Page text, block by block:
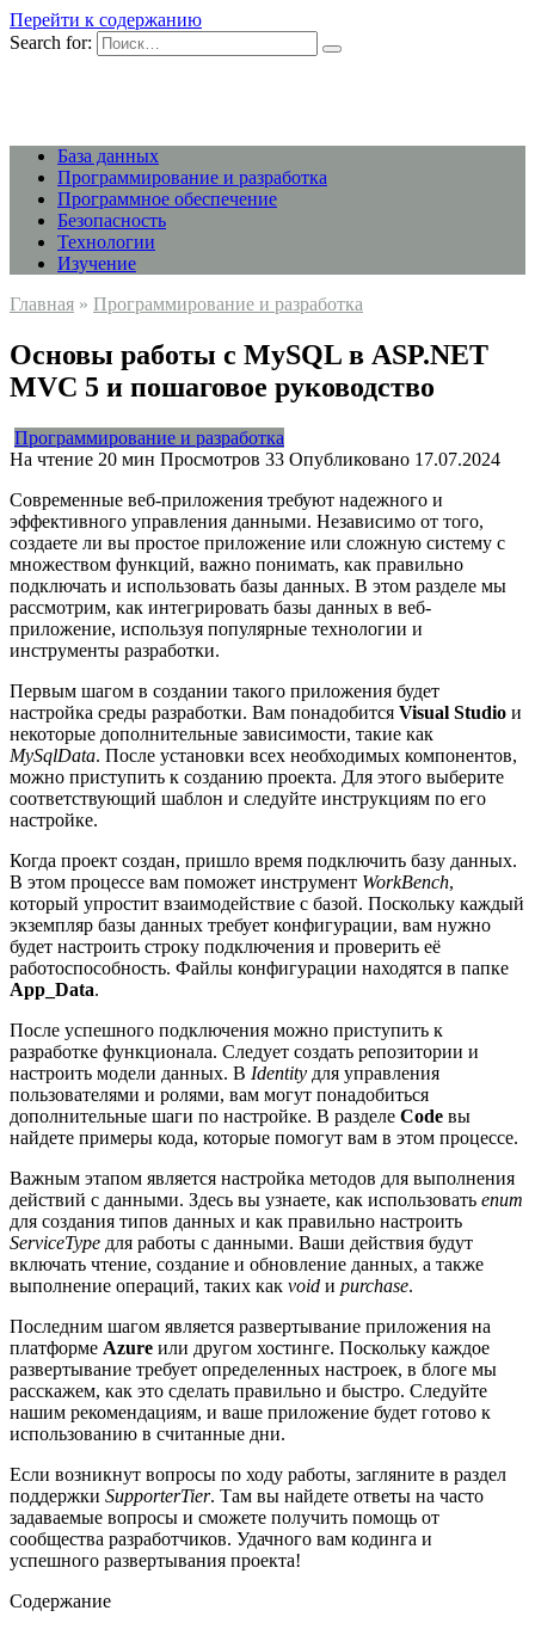
Перейти к содержанию
Search for:
База данных
Программирование и разработка
Программное обеспечение
Безопасность
Технологии
Изучение
Главная » Программирование и разработка
Основы работы с MySQL в ASP.NET
MVC 5 и пошаговое руководство
Программирование и разработка
На чтение 20 мин Просмотров 33 Опубликовано 17.07.2024
Современные веб-приложения требуют надежного и
эффективного управления данными. Независимо от того,
создаете ли вы простое приложение или сложную систему с
множеством функций, важно понимать, как правильно
подключать и использовать базы данных. В этом разделе мы
рассмотрим, как интегрировать базы данных в веб-
приложение, используя популярные технологии и
инструменты разработки.
Первым шагом в создании такого приложения будет
настройка среды разработки. Вам понадобится Visual Studio и
некоторые дополнительные зависимости, такие как
MySqlData. После установки всех необходимых компонентов,
можно приступить к созданию проекта. Для этого выберите
соответствующий шаблон и следуйте инструкциям по его
настройке.
Когда проект создан, пришло время подключить базу данных.
В этом процессе вам поможет инструмент WorkBench,
который упростит взаимодействие с базой. Поскольку каждый
экземпляр базы данных требует конфигурации, вам нужно
будет настроить строку подключения и проверить её
работоспособность. Файлы конфигурации находятся в папке
App_Data.
После успешного подключения можно приступить к
разработке функционала. Следует создать репозитории и
настроить модели данных. В Identity для управления
пользователями и ролями, вам могут понадобиться
дополнительные шаги по настройке. В разделе Code вы
найдете примеры кода, которые помогут вам в этом процессе.
Важным этапом является настройка методов для выполнения
действий с данными. Здесь вы узнаете, как использовать enum
для создания типов данных и как правильно настроить
ServiceType для работы с данными. Ваши действия будут
включать чтение, создание и обновление данных, а также
выполнение операций, таких как void и purchase.
Последним шагом является развертывание приложения на
платформе Azure или другом хостинге. Поскольку каждое
развертывание требует определенных настроек, в блоге мы
расскажем, как это сделать правильно и быстро. Следуйте
нашим рекомендациям, и ваше приложение будет готово к
использованию в считанные дни.
Если возникнут вопросы по ходу работы, загляните в раздел
поддержки SupporterTier. Там вы найдете ответы на часто
задаваемые вопросы и сможете получить помощь от
сообщества разработчиков. Удачного вам кодинга и
успешного развертывания проекта!
Содержание